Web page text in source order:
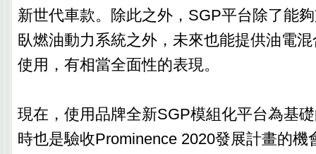
新世代車款。除此之外，SGP平台除了能
臥燃油動力系統之外，未來也能提供油電
使用，有相當全面性的表現。
現在，使用品牌全新SGP模組化平台為基
時也是驗收Prominence 2020發展計畫的機